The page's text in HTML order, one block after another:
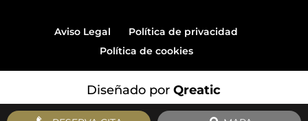
Aviso Legal
Política de privacidad
Política de cookies
Diseñado porQreatic